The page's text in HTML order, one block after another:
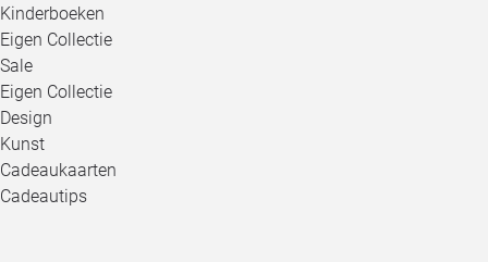
Kinderboeken
Eigen Collectie
Sale
Eigen Collectie
Design
Kunst
Cadeaukaarten
Cadeautips